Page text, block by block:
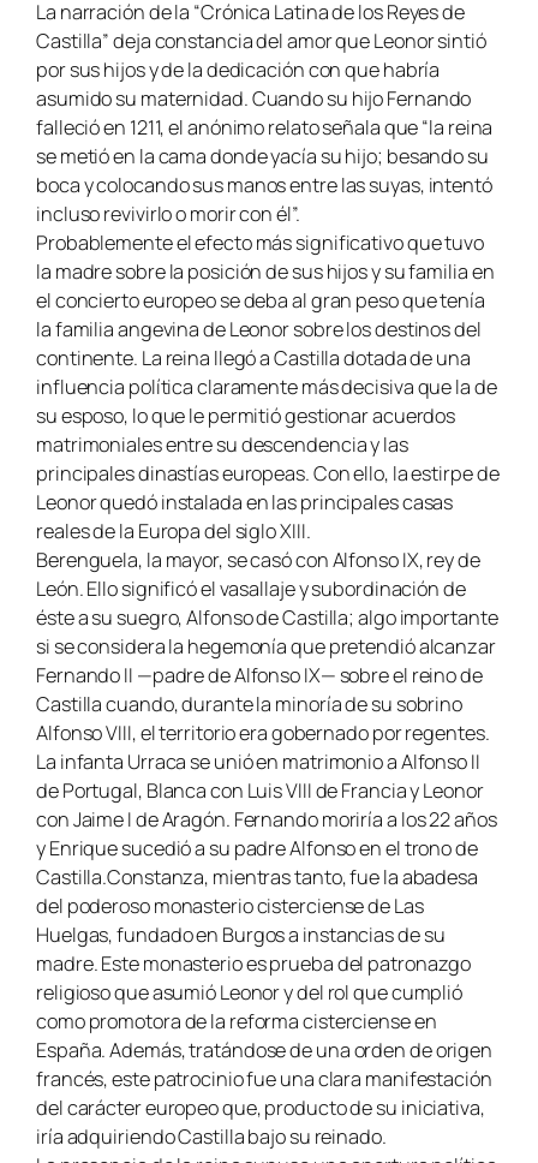
La narración de la “Crónica Latina de los Reyes de
Castilla” deja constancia del amor que Leonor sintió
por sus hijos y de la dedicación con que habría
asumido su maternidad. Cuando su hijo Fernando
falleció en 1211, el anónimo relato señala que “la reina
se metió en la cama donde yacía su hijo; besando su
boca y colocando sus manos entre las suyas, intentó
incluso revivirlo o morir con él”.
Probablemente el efecto más significativo que tuvo
la madre sobre la posición de sus hijos y su familia en
el concierto europeo se deba al gran peso que tenía
la familia angevina de Leonor sobre los destinos del
continente. La reina llegó a Castilla dotada de una
influencia política claramente más decisiva que la de
su esposo, lo que le permitió gestionar acuerdos
matrimoniales entre su descendencia y las
principales dinastías europeas. Con ello, la estirpe de
Leonor quedó instalada en las principales casas
reales de la Europa del siglo XIII.
Berenguela, la mayor, se casó con Alfonso IX, rey de
León. Ello significó el vasallaje y subordinación de
éste a su suegro, Alfonso de Castilla; algo importante
si se considera la hegemonía que pretendió alcanzar
Fernando II —padre de Alfonso IX— sobre el reino de
Castilla cuando, durante la minoría de su sobrino
Alfonso VIII, el territorio era gobernado por regentes.
La infanta Urraca se unió en matrimonio a Alfonso II
de Portugal, Blanca con Luis VIII de Francia y Leonor
con Jaime I de Aragón. Fernando moriría a los 22 años
y Enrique sucedió a su padre Alfonso en el trono de
Castilla.Constanza, mientras tanto, fue la abadesa
del poderoso monasterio cisterciense de Las
Huelgas, fundado en Burgos a instancias de su
madre. Este monasterio es prueba del patronazgo
religioso que asumió Leonor y del rol que cumplió
como promotora de la reforma cisterciense en
España. Además, tratándose de una orden de origen
francés, este patrocinio fue una clara manifestación
del carácter europeo que, producto de su iniciativa,
iría adquiriendo Castilla bajo su reinado.